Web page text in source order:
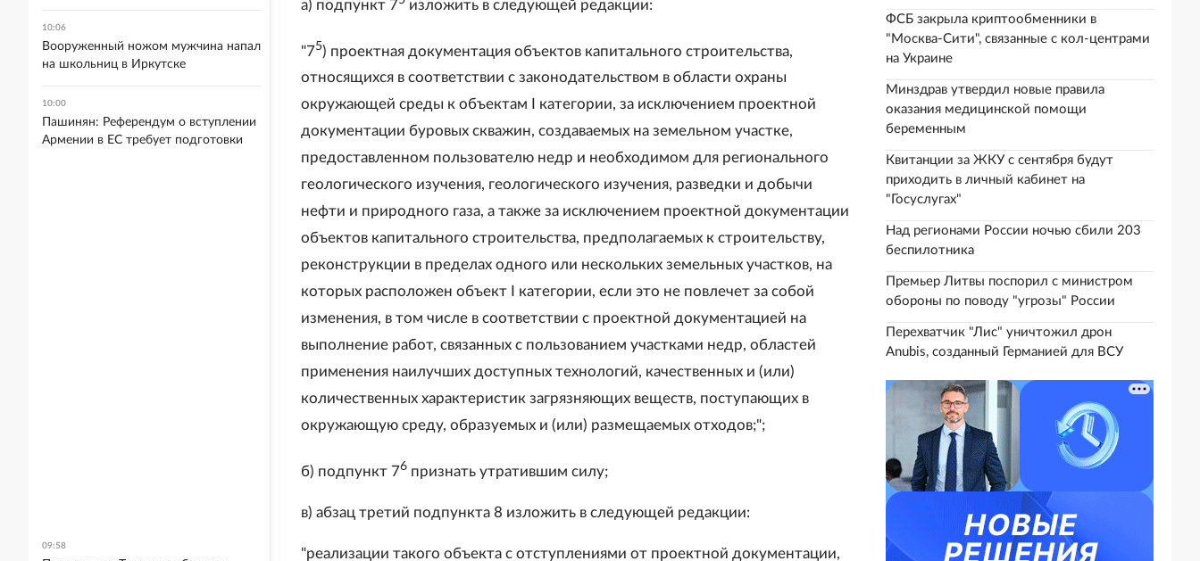
а) подпункт 7 изложить в следующей редакции:
"75) проектная документация объектов капитального строительства,
относящихся в соответствии с законодательством в области охраны
окружающей среды к объектам I категории, за исключением проектной
документации буровых скважин, создаваемых на земельном участке,
предоставленном пользователю недр и необходимом для регионального
геологического изучения, геологического изучения, разведки и добычи
нефти и природного газа, а также за исключением проектной документации
объектов капитального строительства, предполагаемых к строительству,
реконструкции в пределах одного или нескольких земельных участков, на
которых расположен объект I категории, если это не повлечет за собой
изменения, в том числе в соответствии с проектной документацией на
выполнение работ, связанных с пользованием участками недр, областей
применения наилучших доступных технологий, качественных и (или)
количественных характеристик загрязняющих веществ, поступающих в
окружающую среду, образуемых и (или) размещаемых отходов;";
б) подпункт 76 признать утратившим силу;
в) абзац третий подпункта 8 изложить в следующей редакции:
"реализации такого объекта с отступлениями от проектной документации,
ФСБ закрыла криптообменники в
"Москва-Сити", связанные с кол-центрами
на Украине
Минздрав утвердил новые правила
оказания медицинской помощи
беременным
Квитанции за ЖКУ с сентября будут
приходить в личный кабинет на
"Госуслугах"
Над регионами России ночью сбили 203
беспилотника
Премьер Литвы поспорил с министром
обороны по поводу "угрозы" России
Перехватчик "Лис" уничтожил дрон
Anubis, созданный Германией для ВСУ
10:06
Вооруженный ножом мужчина напал
на школьниц в Иркутске
10:00
Пашинян: Референдум о вступлении
Армении в ЕС требует подготовки
09:58